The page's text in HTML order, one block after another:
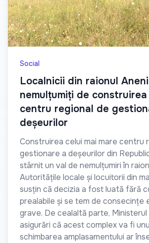
Social
Localnicii din raionul
nemulțumiți de
centru regional de
deșeurilor
Construirea celui mai mare centru
gestionare a deșeurilor din
stârnit un val de nemulțumiri în
Autoritățile locale și locuitorii din
susțin că decizia a fost luată fără
prealabile și se tem de consecințe
grave. De cealaltă parte, Ministerul
asigurări că acest complex va fi
schimbarea amplasamentului ar